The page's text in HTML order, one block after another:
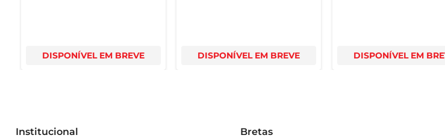
DISPONÍVEL EM BREVE DISPONÍVEL EM BREVE DISPONÍVEL EM
Institucional Bretas